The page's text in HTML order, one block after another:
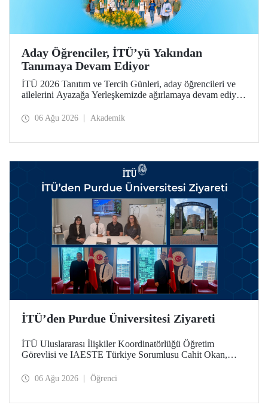
Aday Öğrenciler, İTÜ’yü Yakından
Tanımaya Devam Ediyor
İTÜ 2026 Tanıtım ve Tercih Günleri, aday öğrencileri ve
ailelerini Ayazağa Yerleşkemizde ağırlamaya devam ediyor.
ilgili fakülte ve birimler adaylara bilgi vermeye devam
06 Ağu 2026 Akademik
İTÜ’den Purdue Üniversitesi Ziyareti
İTÜ Uluslararası İlişkiler Koordinatörlüğü Öğretim
Görevlisi ve IAESTE Türkiye Sorumlusu Cahit Okan,
Temmuz tarihlerinde ABD’de dünyanın önde gelen
06 Ağu 2026 Öğrenci